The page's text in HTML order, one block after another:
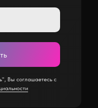
Вы соглашаетесь с